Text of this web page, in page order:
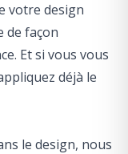
votre design
de façon
Et si vous vous
déjà le
le design, nous